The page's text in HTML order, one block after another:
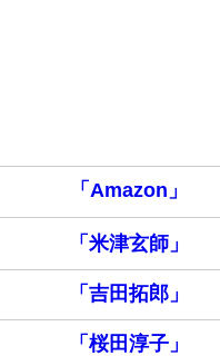
「Amazon」
「米津玄師」
「吉田拓郎」
「桜田淳子」